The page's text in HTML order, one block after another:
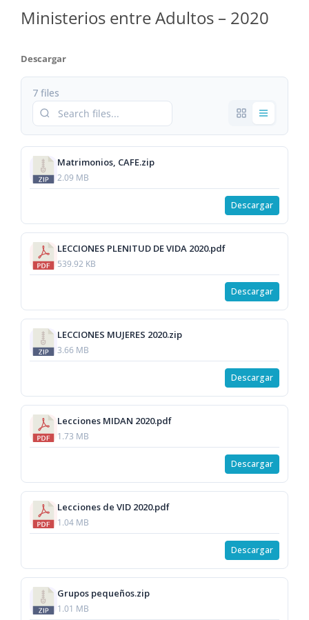
Ministerios entre Adultos – 2020
Descargar
7 files
Matrimonios, CAFE.zip
2.09 MB
Descargar
LECCIONES PLENITUD DE VIDA 2020.pdf
539.92 KB
Descargar
LECCIONES MUJERES 2020.zip
3.66 MB
Descargar
Lecciones MIDAN 2020.pdf
1.73 MB
Descargar
Lecciones de VID 2020.pdf
1.04 MB
Descargar
Grupos pequeños.zip
1.01 MB